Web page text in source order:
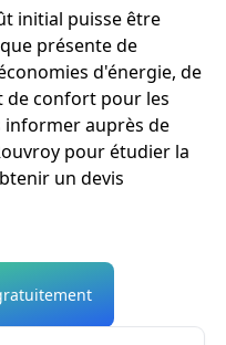
initial puisse être
présente de
d'énergie, de
de confort pour les
informer auprès de
pour étudier la
un devis